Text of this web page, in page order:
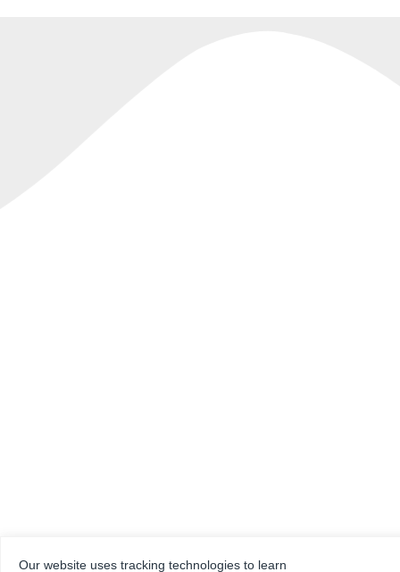
Our website uses tracking technologies to learn